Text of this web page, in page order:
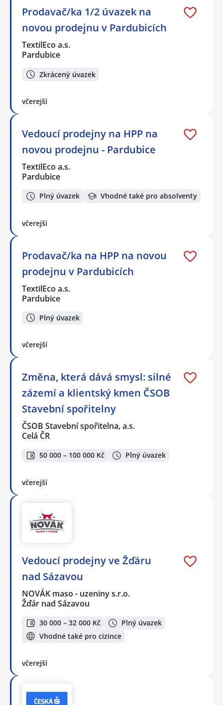
Prodavač/ka 1/2 úvazek na
novou prodejnu v Pardubicích
TextilEco a.s.
Pardubice
Zkrácený úvazek
včerejší
Vedoucí prodejny na HPP na
novou prodejnu - Pardubice
TextilEco a.s.
Pardubice
Plný úvazek Vhodné také pro absolventy
včerejší
Prodavač/ka na HPP na novou
prodejnu v Pardubicích
TextilEco a.s.
Pardubice
Plný úvazek
včerejší
Změna, která dává smysl: silné
zázemí a klientský kmen ČSOB
Stavební spořitelny
ČSOB Stavební spořitelna, a.s.
Celá ČR
50 000 – 100 000 Kč Plný úvazek
včerejší
Vedoucí prodejny ve Žďáru
nad Sázavou
NOVÁK maso - uzeniny s.r.o.
Žďár nad Sázavou
30 000 – 32 000 Kč
Plný úvazek
Vhodné také pro cizince
včerejší